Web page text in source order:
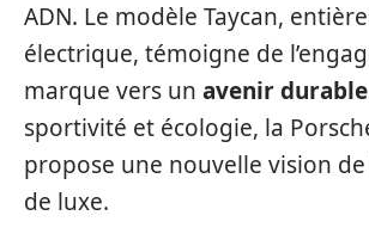
ADN. Le modèle Taycan,
électrique, témoigne de
marque vers un avenir durable
sportivité et écologie, la
propose une nouvelle vision de
de luxe.